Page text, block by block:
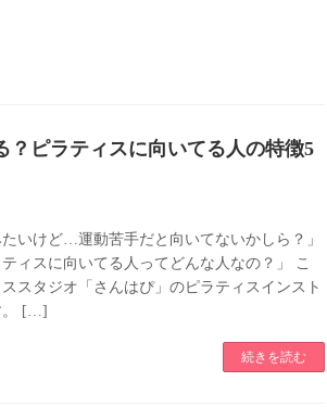
？ピラティスに向いてる人の特徴5
たいけど…運動苦手だと向いてないかしら？」
ィスに向いてる人ってどんな人なの？」 こ
スタジオ「さんはぴ」のピラティスインスト
。 […]
続きを読む